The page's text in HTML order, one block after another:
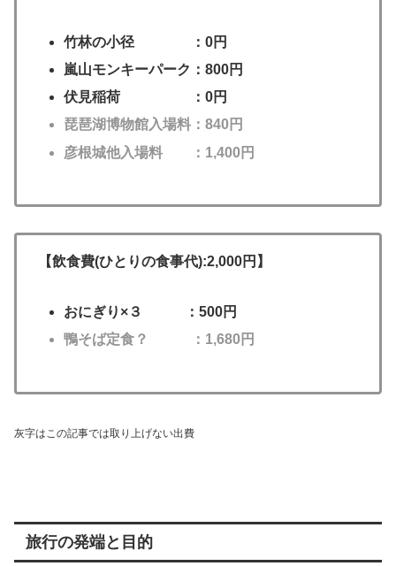
竹林の小径 ：0円
嵐山モンキーパーク：800円
伏見稲荷 ：0円
琵琶湖博物館入場料：840円
彦根城他入場料 ：1,400円
【飲食費(ひとりの食事代):2,000円】
おにぎり×３ ：500円
鴨そば定食？ ：1,680円
灰字はこの記事では取り上げない出費
旅行の発端と目的